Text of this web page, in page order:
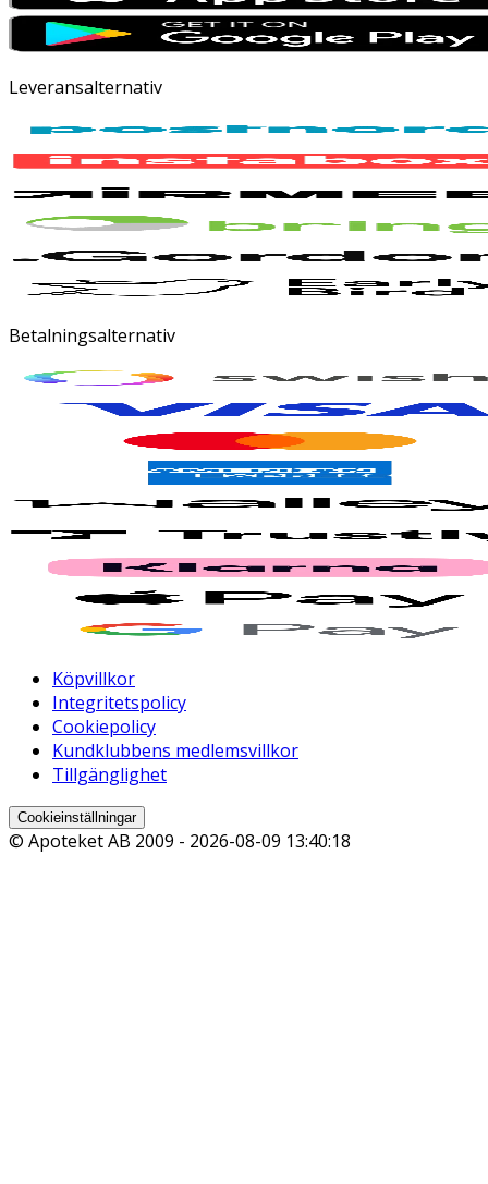
Leveransalternativ
Betalningsalternativ
Köpvillkor
Integritetspolicy
Cookiepolicy
Kundklubbens medlemsvillkor
Tillgänglighet
Cookieinställningar
© Apoteket AB 2009 - 2026-08-09 13:40:18